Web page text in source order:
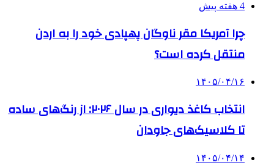
4 هفته پیش
چرا آمریکا مقر ناوگان پهپادی خود را به اردن
منتقل کرده است؟
۱۴۰۵/۰۴/۱۶
انتخاب کاغذ دیواری در سال ۲۰۲۶: از رنگ‌های ساده
تا کلاسیک‌های جاودان
۱۴۰۵/۰۴/۱۴